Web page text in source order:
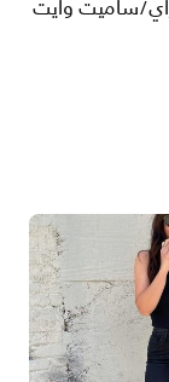
ساميت وايت